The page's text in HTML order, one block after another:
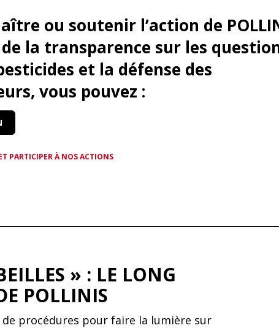
ou soutenir l’action de
la transparence sur les
et la défense des
vous pouvez :
PARTICIPER À NOS ACTIONS
» : LE LONG
POLLINIS
procédures pour faire la lumière sur